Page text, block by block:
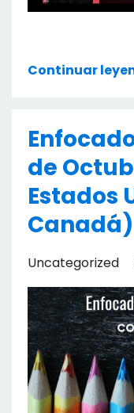
Continuar
de
Estados
Canadá)
Uncategorized